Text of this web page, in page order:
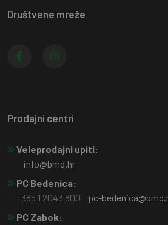
Društvene mreže
Prodajni centri
Veleprodajni upiti:
info@bmd.hr
PC Bedenica:
+385 1 2043 800
pc-
PC Zabok: